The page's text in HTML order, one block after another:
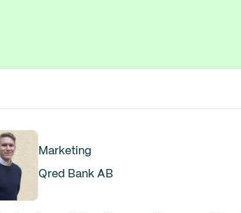
Marketing
Qred Bank AB